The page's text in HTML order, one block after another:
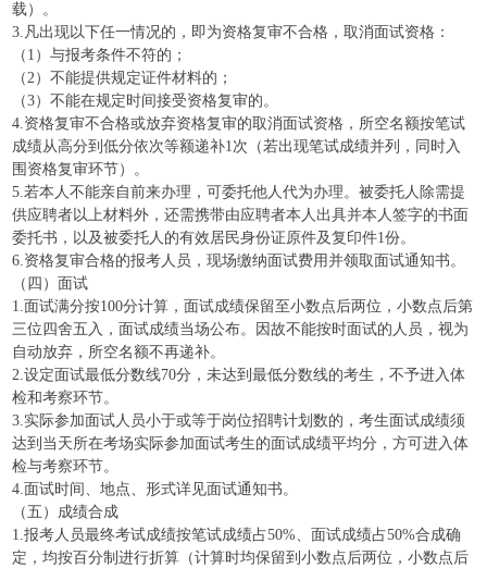
载）。
3.凡出现以下任一情况的，即为资格复审不合格，取消面试资格：
（1）与报考条件不符的；
（2）不能提供规定证件材料的；
（3）不能在规定时间接受资格复审的。
4.资格复审不合格或放弃资格复审的取消面试资格，所空名额按笔试
成绩从高分到低分依次等额递补1次（若出现笔试成绩并列，同时入
围资格复审环节）。
5.若本人不能亲自前来办理，可委托他人代为办理。被委托人除需提
供应聘者以上材料外，还需携带由应聘者本人出具并本人签字的书面
委托书，以及被委托人的有效居民身份证原件及复印件1份。
6.资格复审合格的报考人员，现场缴纳面试费用并领取面试通知书。
（四）面试
1.面试满分按100分计算，面试成绩保留至小数点后两位，小数点后第
三位四舍五入，面试成绩当场公布。因故不能按时面试的人员，视为
自动放弃，所空名额不再递补。
2.设定面试最低分数线70分，未达到最低分数线的考生，不予进入体
检和考察环节。
3.实际参加面试人员小于或等于岗位招聘计划数的，考生面试成绩须
达到当天所在考场实际参加面试考生的面试成绩平均分，方可进入体
检与考察环节。
4.面试时间、地点、形式详见面试通知书。
（五）成绩合成
1.报考人员最终考试成绩按笔试成绩占50%、面试成绩占50%合成确
定，均按百分制进行折算（计算时均保留到小数点后两位，小数点后